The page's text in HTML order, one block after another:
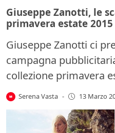
Giuseppe Zanotti, le
primavera estate 2015
Giuseppe Zanotti ci
campagna
collezione primavera
Serena Vasta - 13 Marzo